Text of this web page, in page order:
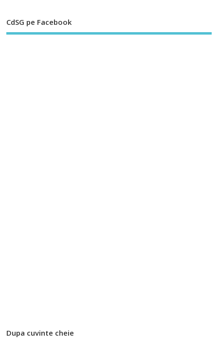
CdSG pe Facebook
Dupa cuvinte cheie